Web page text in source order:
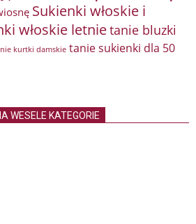
Sukienki włoskie i
włoskie letnietanie bluzki
kurtki damskie tanie sukienki dla 50
WESELE KATEGORIE